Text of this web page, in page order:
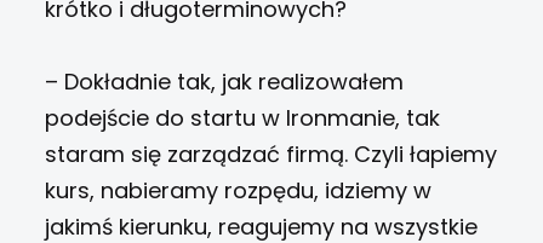
krótko i długoterminowych?
– Dokładnie tak, jak realizowałem
podejście do startu w Ironmanie, tak
staram się zarządzać firmą. Czyli łapiemy
kurs, nabieramy rozpędu, idziemy w
jakimś kierunku, reagujemy na wszystkie